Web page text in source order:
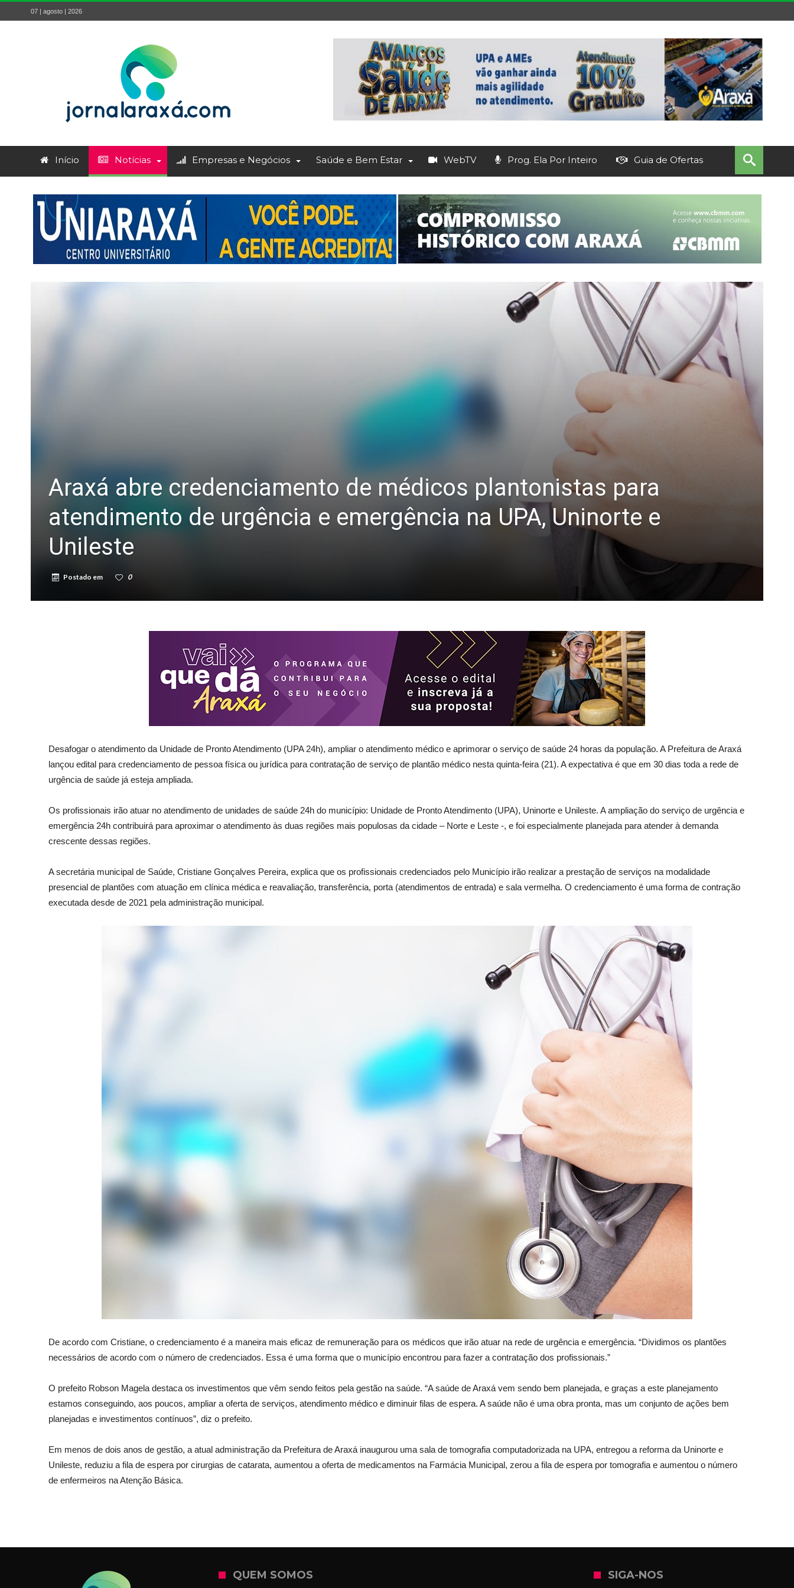
07 | agosto | 2026
Início Notícias Empresas e Negócios Saúde e Bem Estar WebTV Prog. Ela Por Inteiro Guia de Ofertas
Araxá abre credenciamento de médicos plantonistas para
atendimento de urgência e emergência na UPA, Uninorte e
Unileste
Postado em 0
Desafogar o atendimento da Unidade de Pronto Atendimento (UPA 24h), ampliar o atendimento médico e aprimorar o serviço de saúde 24 horas da população. A Prefeitura de Araxá
lançou edital para credenciamento de pessoa física ou jurídica para contratação de serviço de plantão médico nesta quinta-feira (21). A expectativa é que em 30 dias toda a rede de
urgência de saúde já esteja ampliada.
Os profissionais irão atuar no atendimento de unidades de saúde 24h do município: Unidade de Pronto Atendimento (UPA), Uninorte e Unileste. A ampliação do serviço de urgência e
emergência 24h contribuirá para aproximar o atendimento às duas regiões mais populosas da cidade – Norte e Leste -, e foi especialmente planejada para atender à demanda
crescente dessas regiões.
A secretária municipal de Saúde, Cristiane Gonçalves Pereira, explica que os profissionais credenciados pelo Município irão realizar a prestação de serviços na modalidade
presencial de plantões com atuação em clínica médica e reavaliação, transferência, porta (atendimentos de entrada) e sala vermelha. O credenciamento é uma forma de contração
executada desde de 2021 pela administração municipal.
De acordo com Cristiane, o credenciamento é a maneira mais eficaz de remuneração para os médicos que irão atuar na rede de urgência e emergência. “Dividimos os plantões
necessários de acordo com o número de credenciados. Essa é uma forma que o município encontrou para fazer a contratação dos profissionais.”
O prefeito Robson Magela destaca os investimentos que vêm sendo feitos pela gestão na saúde. “A saúde de Araxá vem sendo bem planejada, e graças a este planejamento
estamos conseguindo, aos poucos, ampliar a oferta de serviços, atendimento médico e diminuir filas de espera. A saúde não é uma obra pronta, mas um conjunto de ações bem
planejadas e investimentos contínuos”, diz o prefeito.
Em menos de dois anos de gestão, a atual administração da Prefeitura de Araxá inaugurou uma sala de tomografia computadorizada na UPA, entregou a reforma da Uninorte e
Unileste, reduziu a fila de espera por cirurgias de catarata, aumentou a oferta de medicamentos na Farmácia Municipal, zerou a fila de espera por tomografia e aumentou o número
de enfermeiros na Atenção Básica.
QUEM SOMOS SIGA-NOS